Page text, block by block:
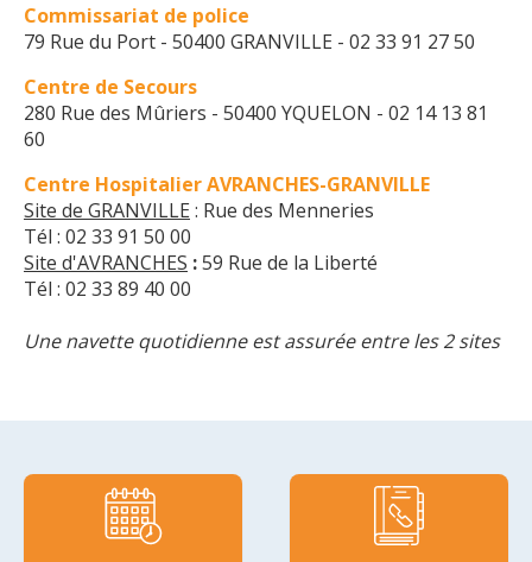
Commissariat de police
79 Rue du Port - 50400 GRANVILLE - 02 33 91 27 50
Centre de Secours
280 Rue des Mûriers - 50400 YQUELON - 02 14 13 81
60
Centre Hospitalier AVRANCHES-GRANVILLE
Site de GRANVILLE : Rue des Menneries
Tél : 02 33 91 50 00
Site d'AVRANCHES :59 Rue de la Liberté
Tél : 02 33 89 40 00
Une navette quotidienne est assurée entre les 2 sites